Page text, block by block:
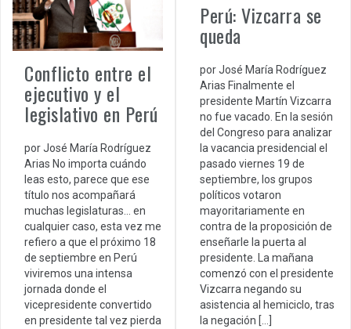
Perú: Vizcarra se
queda
por José María Rodríguez
Arias Finalmente el
presidente Martín Vizcarra
no fue vacado. En la sesión
del Congreso para analizar
la vacancia presidencial el
pasado viernes 19 de
septiembre, los grupos
políticos votaron
mayoritariamente en
contra de la proposición de
enseñarle la puerta al
presidente. La mañana
comenzó con el presidente
Vizcarra negando su
asistencia al hemiciclo, tras
la negación […]
Conflicto entre el
ejecutivo y el
legislativo en Perú
por José María Rodríguez
Arias No importa cuándo
leas esto, parece que ese
título nos acompañará
muchas legislaturas… en
cualquier caso, esta vez me
refiero a que el próximo 18
de septiembre en Perú
viviremos una intensa
jornada donde el
vicepresidente convertido
en presidente tal vez pierda